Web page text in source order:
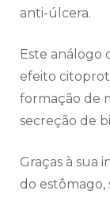
anti-úlcera.
Este análogo
efeito
formação de
secreção de
Graças à sua
do estômago,